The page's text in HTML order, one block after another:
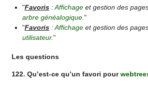
"Favoris:Affichageet gestion des
arbre généalogique."
"Favoris:Affichageet gestion des
utilisateur."
Les questions
122. Qu’est-ce qu’un favori pour